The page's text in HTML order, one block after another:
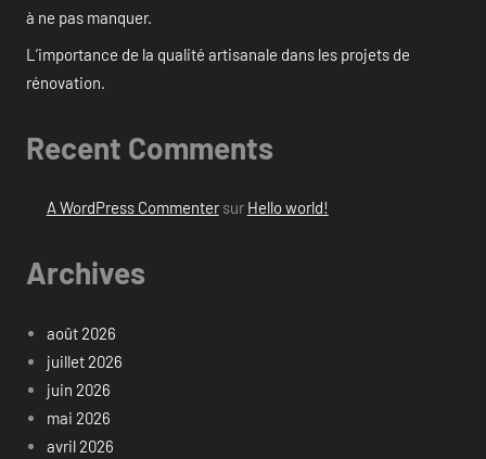
à ne pas manquer.
L’importance de la qualité artisanale dans les projets de
rénovation.
Recent Comments
A WordPress Commentersur Hello world!
Archives
août 2026
juillet 2026
juin 2026
mai 2026
avril 2026